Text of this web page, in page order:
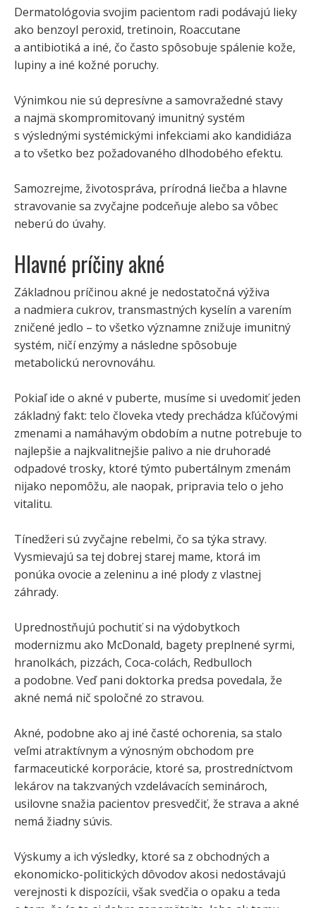
Dermatológovia svojim pacientom radi podávajú lieky
ako benzoyl peroxid, tretinoin, Roaccutane
a antibiotiká a iné, čo často spôsobuje spálenie kože,
lupiny a iné kožné poruchy.
Výnimkou nie sú depresívne a samovražedné stavy
a najmä skompromitovaný imunitný systém
s výslednými systémickými infekciami ako kandidiáza
a to všetko bez požadovaného dlhodobého efektu.
Samozrejme, životospráva, prírodná liečba a hlavne
stravovanie sa zvyčajne podceňuje alebo sa vôbec
neberú do úvahy.
Hlavné príčiny akné
Základnou príčinou akné je nedostatočná výživa
a nadmiera cukrov, transmastných kyselín a varením
zničené jedlo – to všetko významne znižuje imunitný
systém, ničí enzýmy a následne spôsobuje
metabolickú nerovnováhu.
Pokiaľ ide o akné v puberte, musíme si uvedomiť jeden
základný fakt: telo človeka vtedy prechádza kľúčovými
zmenami a namáhavým obdobím a nutne potrebuje to
najlepšie a najkvalitnejšie palivo a nie druhoradé
odpadové trosky, ktoré týmto pubertálnym zmenám
nijako nepomôžu, ale naopak, pripravia telo o jeho
vitalitu.
Tínedžeri sú zvyčajne rebelmi, čo sa týka stravy.
Vysmievajú sa tej dobrej starej mame, ktorá im
ponúka ovocie a zeleninu a iné plody z vlastnej
záhrady.
Uprednostňujú pochutiť si na výdobytkoch
modernizmu ako McDonald, bagety preplnené syrmi,
hranolkách, pizzách, Coca-colách, Redbulloch
a podobne. Veď pani doktorka predsa povedala, že
akné nemá nič spoločné zo stravou.
Akné, podobne ako aj iné časté ochorenia, sa stalo
veľmi atraktívnym a výnosným obchodom pre
farmaceutické korporácie, ktoré sa, prostredníctvom
lekárov na takzvaných vzdelávacích seminároch,
usilovne snažia pacientov presvedčiť, že strava a akné
nemá žiadny súvis.
Výskumy a ich výsledky, ktoré sa z obchodných a
ekonomicko-politických dôvodov akosi nedostávajú
verejnosti k dispozícii, však svedčia o opaku a teda